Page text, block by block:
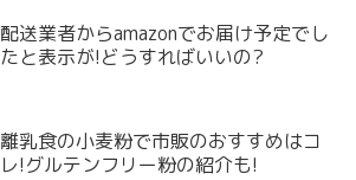
配送業者からamazonでお届け予定でし
たと表示が!どうすればいいの?
離乳食の小麦粉で市販のおすすめはコ
レ!グルテンフリー粉の紹介も!